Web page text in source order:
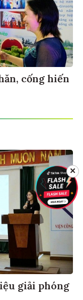
cống hiến
giải phóng
✕